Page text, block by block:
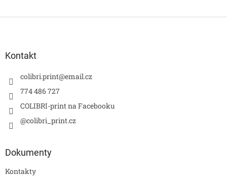
Kontakt
colibri.print@email.cz
774 486 727
COLIBRI-print na Facebooku
@colibri_print.cz
Dokumenty
Kontakty